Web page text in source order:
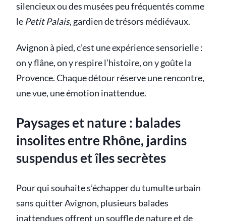
silencieux ou des musées peu fréquentés comme
le Petit Palais, gardien de trésors médiévaux.
Avignon à pied, c’est une expérience sensorielle :
on y flâne, on y respire l’histoire, on y goûte la
Provence. Chaque détour réserve une rencontre,
une vue, une émotion inattendue.
Paysages et nature : balades
insolites entre Rhône, jardins
suspendus et îles secrètes
Pour qui souhaite s’échapper du tumulte urbain
sans quitter Avignon, plusieurs balades
inattendues offrent un souffle de nature et de